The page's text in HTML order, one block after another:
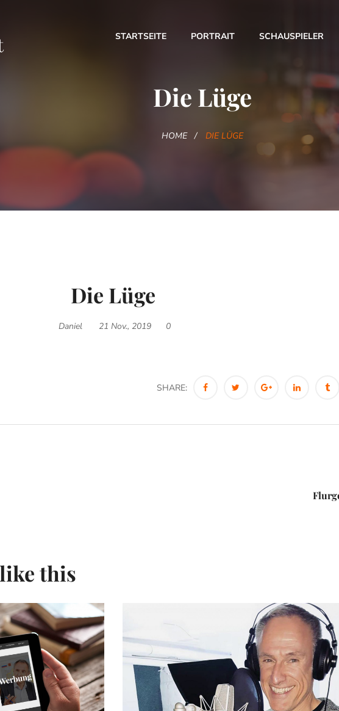
STARTSEITE PORTRAIT SCHAUSPIELER
Die Lüge
HOME DIE LÜGE
Die Lüge
Daniel 21 Nov., 2019 0
SHARE:
this